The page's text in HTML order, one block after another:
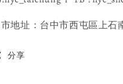
地址：台中市西屯區上石
分享